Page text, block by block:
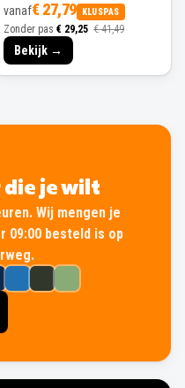
vanaf€ 27,79 KLUSPAS
Zonder pas € 29,25 € 41,49
Bekijk →
die je wilt
Wij mengen je
09:00 besteld is op